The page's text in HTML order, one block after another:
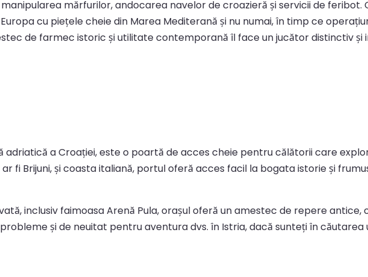
mărfurilor, andocarea navelor de croazieră și servicii de feribot.
cu piețele cheie din Marea Mediterană și nu numai, în timp ce
de farmec istoric și utilitate contemporană îl face un jucător distinctiv
adriatică a Croației, este o poartă de acces cheie pentru călătorii care
fi Brijuni, și coasta italiană, portul oferă acces facil la bogata istorie și
inclusiv faimoasa Arenă Pula, orașul oferă un amestec de repere antice,
și de neuitat pentru aventura dvs. în Istria, dacă sunteți în